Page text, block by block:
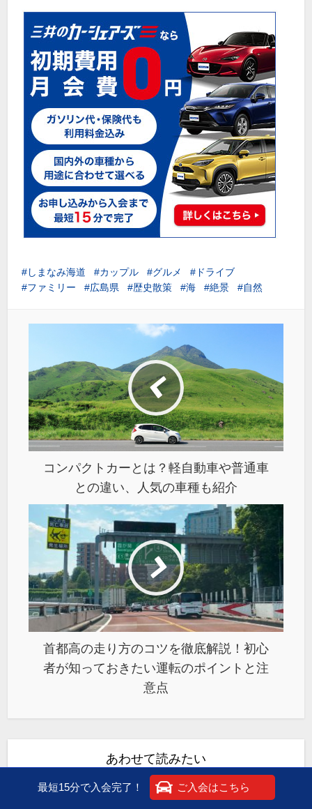
しまなみ海道 カップル グルメ
ドライブ
ファミリー
広島県 歴史散策 海 絶景 自然
コンパクトカーとは？軽自動車や普通車
との違い、人気の車種も紹介
首都高の走り方のコツを徹底解説！初心
者が知っておきたい運転のポイントと注
意点
あわせて読みたい
最短15分で入会完了！ ご入会はこちら